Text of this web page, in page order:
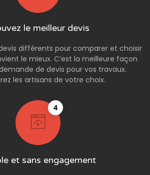
le meilleur devis
différents pour comparer et choisir
le mieux. C’est la meilleure façon
de devis pour vos travaux.
les artisans de votre choix.
4
et sans engagement